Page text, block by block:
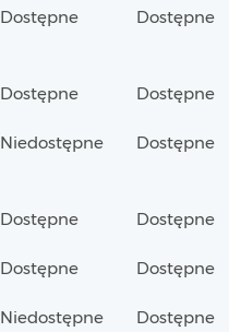
Dostępne Dostępne
Dostępne Dostępne
Niedostępne Dostępne
Dostępne Dostępne
Dostępne Dostępne
Niedostępne Dostępne